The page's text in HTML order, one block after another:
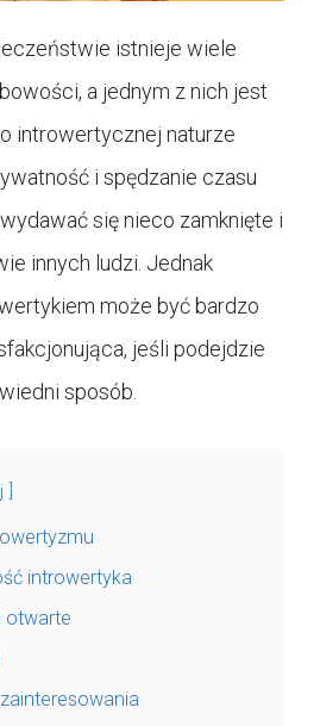
istnieje wiele
a jednym z nich jest
introwertycznej naturze
i spędzanie czasu
się nieco zamknięte i
innych ludzi. Jednak
może być bardzo
jeśli podejdzie
sposób.
introwertyka
otwarte